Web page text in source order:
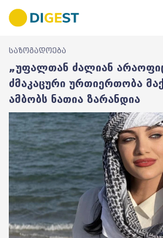
საზოგადოება
„უფალთან ძალიან
ძმაკაცური ურთიერთობა
ამბობს ნათია ზარანდია